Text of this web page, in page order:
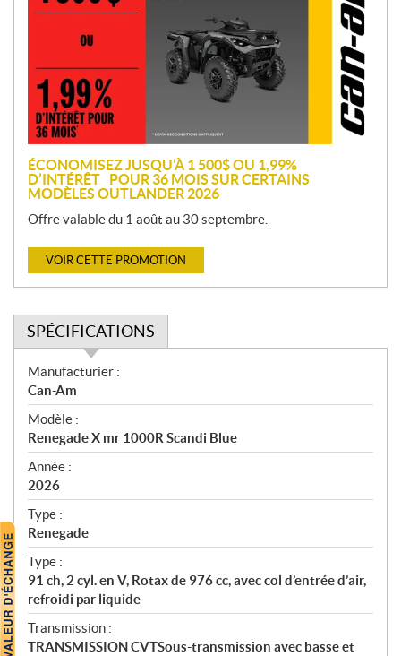
m
o
n
ÉCONOMISEZ JUSQU’À 1 500$ OU 1,99%
D’INTÉRÊT POUR 36 MOIS SUR CERTAINS
MODÈLES OUTLANDER 2026
Offre valable du 1 août au 30 septembre.
VOIR CETTE PROMOTION
SPÉCIFICATIONS
S
p
é
c
i
f
i
c
a
t
i
o
n
s
Manufacturier :
Can-Am
Modèle :
Renegade X mr 1000R Scandi Blue
Année :
2026
Type :
Renegade
Type :
91 ch, 2 cyl. en V, Rotax de 976 cc, avec col d’entrée d’air,
refroidi par liquide
Transmission :
TRANSMISSION CVTSous-transmission avec basse et